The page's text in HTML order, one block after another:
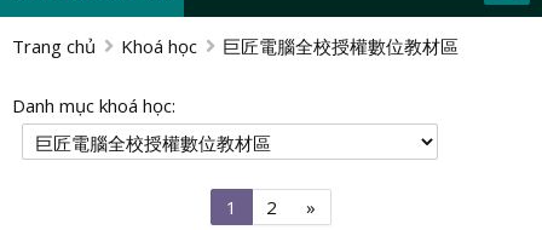
Vietnamese ‎(vi)‎
khoá
học
Trang chủ Khoá học 巨匠電腦全校授權數位教材區
Danh mục khoá học:
1
Trang
2 Trang
»